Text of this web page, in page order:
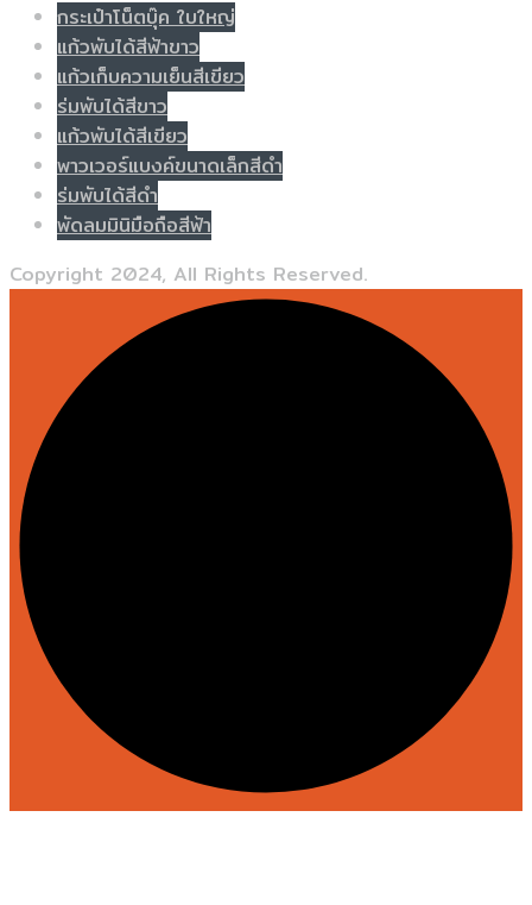
กระเป๋าโน็ตบุ๊ค ใบใหญ่
แก้วพับได้สีฟ้าขาว
แก้วเก็บความเย็นสีเขียว
ร่มพับได้สีขาว
แก้วพับได้สีเขียว
พาวเวอร์แบงค์ขนาดเล็กสีดำ
ร่มพับได้สีดำ
พัดลมมินิมือถือสีฟ้า
Copyright 2024, All Rights Reserved.